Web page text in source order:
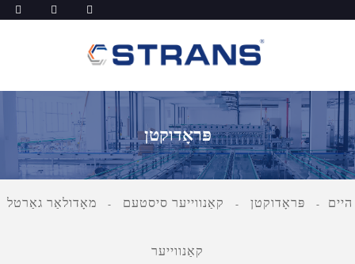
פּראָדוקטן
היים פּראָדוקטן קאַנווייער סיסטעם מאָדולאַר גאַרטל
קאַנווייער